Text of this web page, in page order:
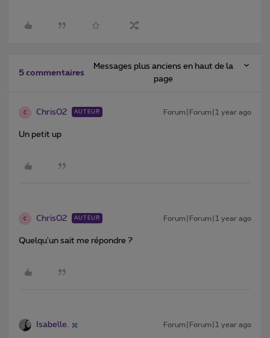
5 commentaires
Messages plus anciens en haut de la
page
C Chris02 AUTEUR Forum|Forum|1 year ago
Un petit up
C Chris02 AUTEUR Forum|Forum|1 year ago
Quelqu'un sait me répondre ?
Isabelle. Forum|Forum|1 year ago